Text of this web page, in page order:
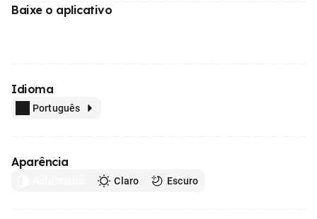
Baixe o aplicativo
Idioma
Português
Aparência
Claro Escuro